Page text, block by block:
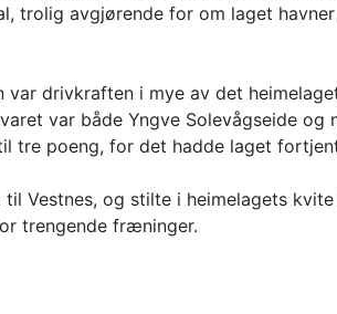
trolig avgjørende for om laget
drivkraften i mye av det
var både Yngve Solevågseide
tre poeng, for det hadde laget
til Vestnes, og stilte i heimelagets
trengende fræninger.